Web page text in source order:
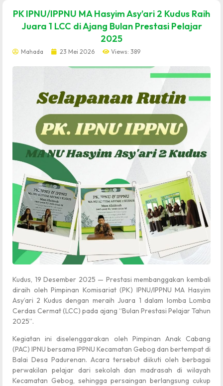
PK IPNU/IPPNU MA Hasyim Asy’ari 2 Kudus Raih
Juara 1 LCC di Ajang Bulan Prestasi Pelajar
2025
Mahada 23 Mei 2026 Views: 389
Kudus, 19 Desember 2025 — Prestasi membanggakan kembali
diraih oleh Pimpinan Komisariat (PK) IPNU/IPPNU MA Hasyim
Asy’ari 2 Kudus dengan meraih Juara 1 dalam lomba Lomba
Cerdas Cermat (LCC) pada ajang “Bulan Prestasi Pelajar Tahun
2025”.
Kegiatan ini diselenggarakan oleh Pimpinan Anak Cabang
(PAC) IPNU bersama IPPNU Kecamatan Gebog dan bertempat di
Balai Desa Padurenan. Acara tersebut diikuti oleh berbagai
perwakilan pelajar dari sekolah dan madrasah di wilayah
Kecamatan Gebog, sehingga persaingan berlangsung cukup